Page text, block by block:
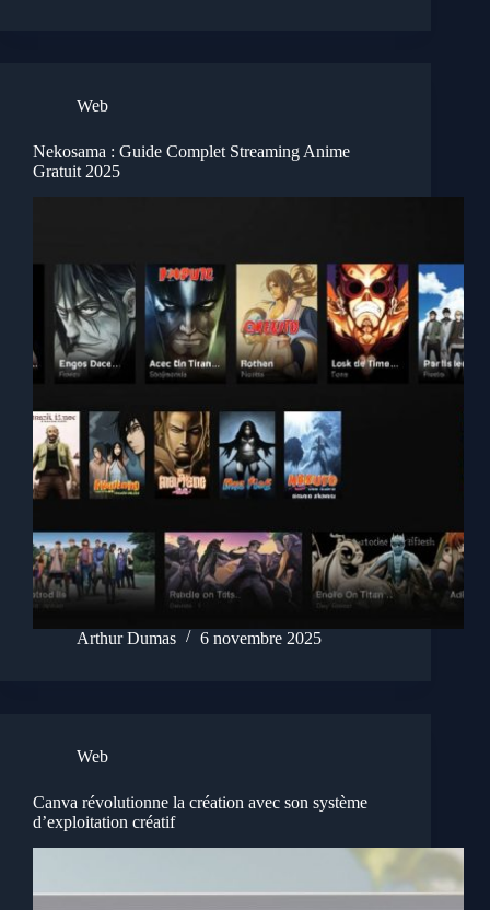
Web
Nekosama : Guide Complet Streaming Anime
Gratuit 2025
Arthur Dumas 6 novembre 2025
Web
Canva révolutionne la création avec son système
d’exploitation créatif